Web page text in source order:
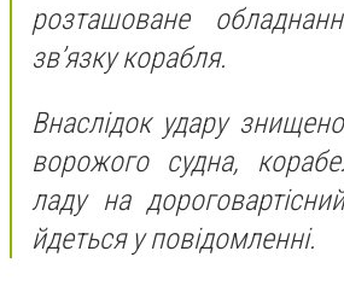
розташоване
зв’язку корабля.
Внаслідок удару
ворожого судна,
ладу на
йдеться у повідомленні.